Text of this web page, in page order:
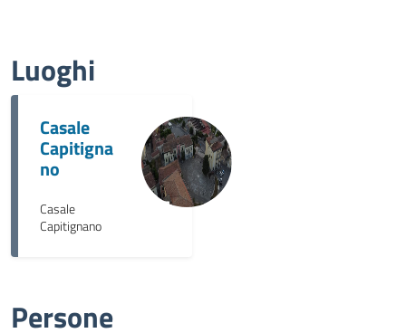
Luoghi
Casale
Capitigna
no
Casale
Capitignano
Persone